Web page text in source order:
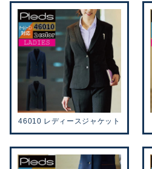
46010 レディースジャケット